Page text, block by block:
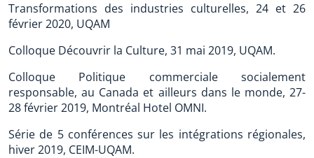
Transformations des industries culturelles, 24 et 26
février 2020, UQAM
Colloque Découvrir la Culture, 31 mai 2019, UQAM.
Colloque Politique commerciale socialement
responsable, au Canada et ailleurs dans le monde, 27-
28 février 2019, Montréal Hotel OMNI.
Série de 5 conférences sur les intégrations régionales,
hiver 2019, CEIM-UQAM.